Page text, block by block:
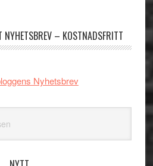
NYHETSBREV – KOSTNADSFRITT
Nyhetsbrev